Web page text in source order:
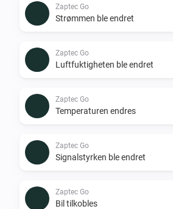
Zaptec Go
Strømmen ble endret
Zaptec Go
Luftfuktigheten ble endret
Zaptec Go
Temperaturen endres
Zaptec Go
Signalstyrken ble endret
Zaptec Go
Bil tilkobles